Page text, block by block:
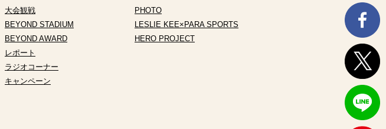
大会観戦
BEYOND STADIUM
BEYOND AWARD
レポート
ラジオコーナー
キャンペーン
PHOTO
LESLIE KEE×PARA SPORTS
HERO PROJECT